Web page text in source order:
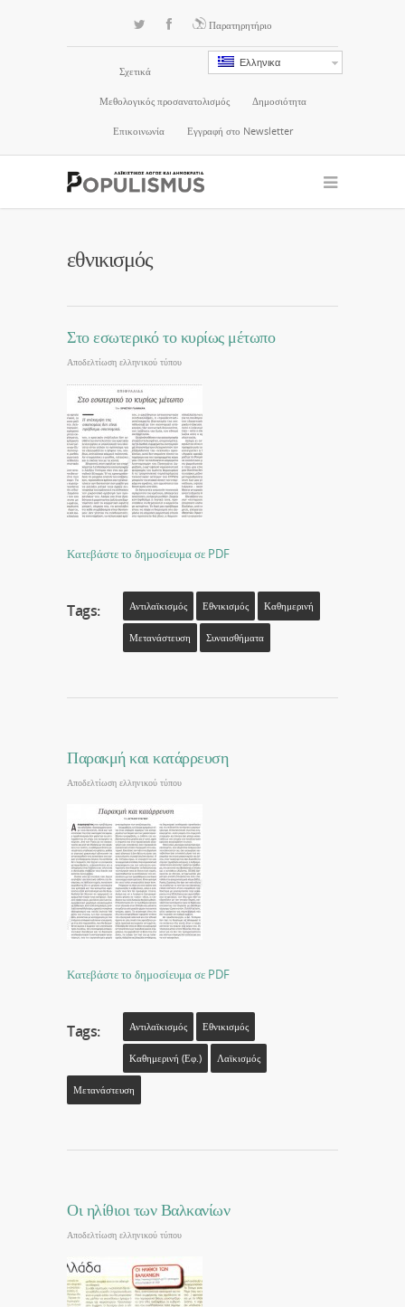
Παρατηρητήριο
Ελληνικα
Σχετικά
Μεθολογικός προσανατολισμός Δημοσιότητα
Επικοινωνία Εγγραφή στο Newsletter
εθνικισμός
Στο εσωτερικό το κυρίως μέτωπο
Αποδελτίωση ελληνικού τύπου
Κατεβάστε το δημοσίευμα σε PDF
Tags: Αντιλαϊκισμός Εθνικισμός Καθημερινή
Μετανάστευση Συναισθήματα
Παρακμή και κατάρρευση
Αποδελτίωση ελληνικού τύπου
Κατεβάστε το δημοσίευμα σε PDF
Tags: Αντιλαϊκισμός Εθνικισμός
Καθημερινή (εφ.) Λαϊκισμός
Μετανάστευση
Οι ηλίθιοι των Βαλκανίων
Αποδελτίωση ελληνικού τύπου